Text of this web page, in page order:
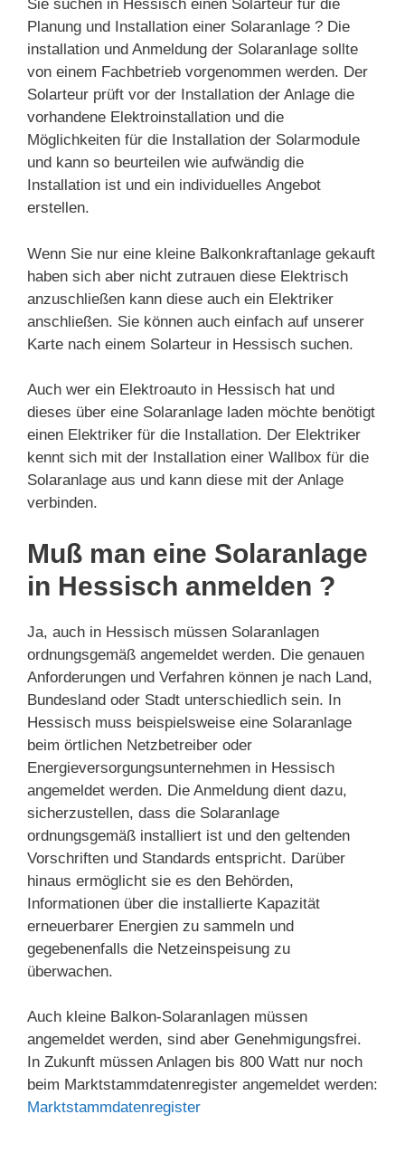
Sie suchen in Hessisch einen Solarteur für die
Planung und Installation einer Solaranlage ? Die
installation und Anmeldung der Solaranlage sollte
von einem Fachbetrieb vorgenommen werden. Der
Solarteur prüft vor der Installation der Anlage die
vorhandene Elektroinstallation und die
Möglichkeiten für die Installation der Solarmodule
und kann so beurteilen wie aufwändig die
Installation ist und ein individuelles Angebot
erstellen.
Wenn Sie nur eine kleine Balkonkraftanlage gekauft
haben sich aber nicht zutrauen diese Elektrisch
anzuschließen kann diese auch ein Elektriker
anschließen. Sie können auch einfach auf unserer
Karte nach einem Solarteur in Hessisch suchen.
Auch wer ein Elektroauto in Hessisch hat und
dieses über eine Solaranlage laden möchte benötigt
einen Elektriker für die Installation. Der Elektriker
kennt sich mit der Installation einer Wallbox für die
Solaranlage aus und kann diese mit der Anlage
verbinden.
Muß man eine Solaranlage
in Hessisch anmelden ?
Ja, auch in Hessisch müssen Solaranlagen
ordnungsgemäß angemeldet werden. Die genauen
Anforderungen und Verfahren können je nach Land,
Bundesland oder Stadt unterschiedlich sein. In
Hessisch muss beispielsweise eine Solaranlage
beim örtlichen Netzbetreiber oder
Energieversorgungsunternehmen in Hessisch
angemeldet werden. Die Anmeldung dient dazu,
sicherzustellen, dass die Solaranlage
ordnungsgemäß installiert ist und den geltenden
Vorschriften und Standards entspricht. Darüber
hinaus ermöglicht sie es den Behörden,
Informationen über die installierte Kapazität
erneuerbarer Energien zu sammeln und
gegebenenfalls die Netzeinspeisung zu
überwachen.
Auch kleine Balkon-Solaranlagen müssen
angemeldet werden, sind aber Genehmigungsfrei.
In Zukunft müssen Anlagen bis 800 Watt nur noch
beim Marktstammdatenregister angemeldet werden:
Marktstammdatenregister